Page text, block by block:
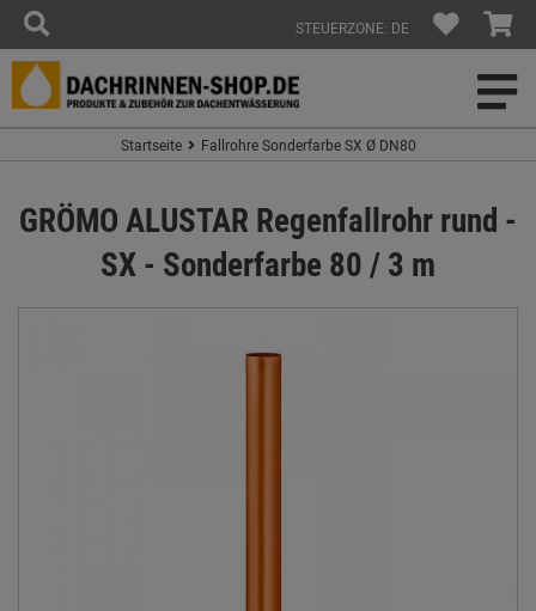
STEUERZONE: DE
Startseite Fallrohre Sonderfarbe SX Ø DN80
GRÖMO ALUSTAR Regenfallrohr rund -
SX - Sonderfarbe 80 / 3 m